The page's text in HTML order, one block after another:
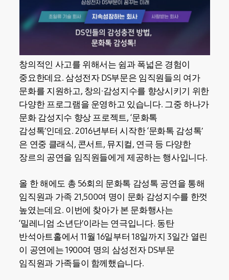
창의적인 사고를 위해서는 쉼과 폭넓은 경험이
중요한데요. 삼성전자 DS부문은 임직원들의 여가
문화를 지원하고, 창의·감성지수를 향상시키기 위한
다양한 프로그램을 운영하고 있습니다. 그중 하나가
문화 감성지수 향상 프로젝트, ‘문화톡
감성톡’인데요. 2016년부터 시작한 ‘문화톡 감성톡’
은 연중 클래식, 콘서트, 뮤지컬, 연극 등 다양한
장르의 공연을 임직원들에게 제공하는 행사입니다.
올 한 해에도 총 56회의 문화톡 감성톡 공연을 통해
임직원과 가족 21,500여 명이 문화 감성지수를 한껏
높였는데요. 이번에 찾아가 본 문화행사는
‘밀레니엄 소년단’이라는 연극입니다. 동탄
반석아트홀에서 11월 16일부터 18일까지 3일간 열린
이 공연에는 1900여 명의 삼성전자 DS부문
임직원과 가족들이 함께했습니다.